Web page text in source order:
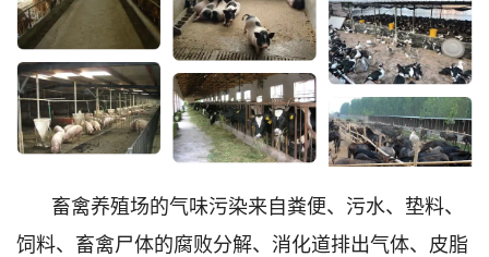
畜禽养殖场的气味污染来自粪便、污水、垫料、
饲料、畜禽尸体的腐败分解、消化道排出气体、皮脂